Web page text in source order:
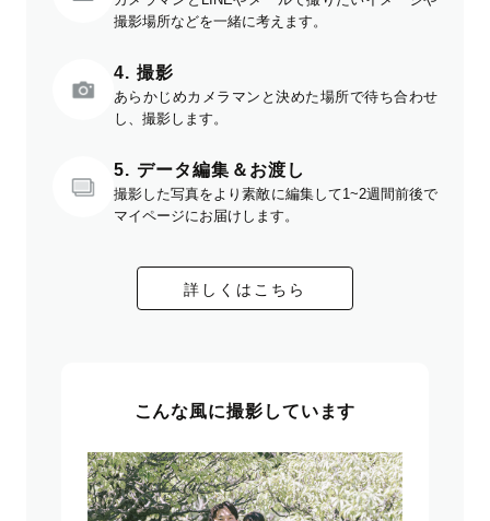
撮影場所などを一緒に考えます。
4. 撮影
あらかじめカメラマンと決めた場所で待ち合わせ
し、撮影します。
5. データ編集＆お渡し
撮影した写真をより素敵に編集して1~2週間前後で
マイページにお届けします。
詳しくはこちら
こんな風に撮影しています